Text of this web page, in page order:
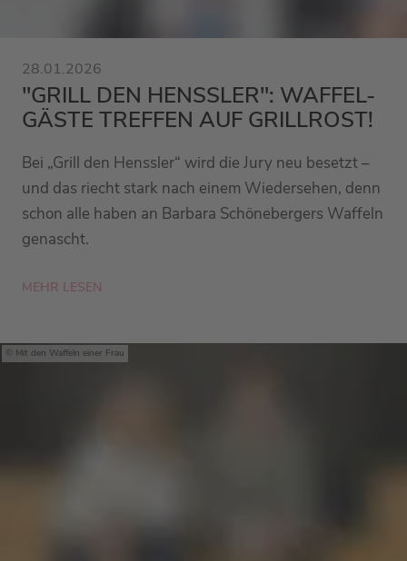
28.01.2026
"GRILL DEN HENSSLER": WAFFEL-
GÄSTE TREFFEN AUF GRILLROST!
Bei „Grill den Henssler“ wird die Jury neu besetzt –
und das riecht stark nach einem Wiedersehen, denn
schon alle haben an Barbara Schönebergers Waffeln
genascht.
MEHR LESEN
Mit den Waffeln einer Frau